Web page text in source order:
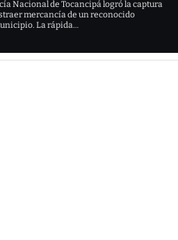
Nacional de Tocancipá logró la captura
mercancía de un reconocido
La rápida…